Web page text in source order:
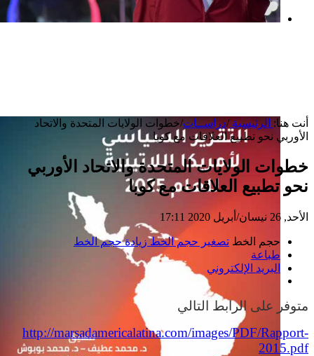
أنت هنا: الرئيسية/دراســات/خطوات الولايات المتحدة والاتحاد
الأوربي نحو تطبيع العلاقات مع كوبا
خطوات الولايات المتحدة والاتحاد الأوربي
نحو تطبيع العلاقات مع كوبا
الأحد, 26 نيسان/أبريل 2020 17:11
حجم الخط تصغير حجم الخط زيادة حجم الخط
طباعة
البريد الإلكتروني
متوفر على الرابط التالي
http://marsadamericalatina.com/images/PDF/Rapport-
2015.pdf